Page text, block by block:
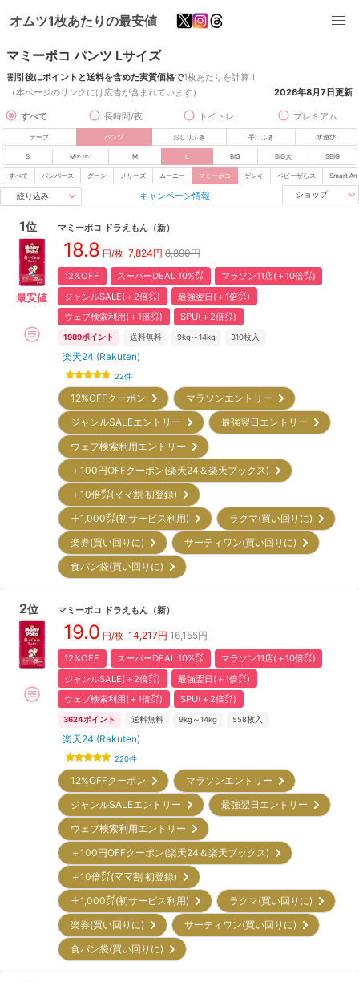
オムツ1枚あたりの最安値
マミーポコ パンツ Lサイズ
割引後にポイントと送料を含めた実質価格で1枚あたりを計算！
（本ページのリンクには広告が含まれています）
2026年8月7日更新
すべて 長時間/夜 トイトレ プレミアム
テープ パンツ おしりふき 手口ふき 水遊び
S Mはいはい M L BIG BIG大 SBIG
すべて パンパース グーン メリーズ ムーニー マミーポコ ゲンキ ベビーザらス Smart
絞り込み キャンペーン情報 ショップ
1位
最安値
マミーポコ ドラえもん （新）
18.8 円/枚 7,824円 8,890円
12%OFF スーパーDEAL 10%㌽
マラソン11店(＋10倍㌽)
ジャンルSALE(＋2倍㌽)
最強翌日(＋1倍㌽)
ウェブ検索利用(＋1倍㌽)
SPU(＋2倍㌽)
1989ポイント 送料無料 9kg～14kg 310枚入
楽天24 (Rakuten)
22件
12%OFFクーポン
マラソンエントリー
ジャンルSALEエントリー
最強翌日エントリー
ウェブ検索利用エントリー
＋100円OFFクーポン(楽天24＆楽天ブックス)
＋10倍㌽(ママ割 初登録)
＋1,000㌽(初サービス利用)
ラクマ(買い回りに)
楽券(買い回りに)
サーティワン(買い回りに)
食パン袋(買い回りに)
2位 マミーポコ ドラえもん （新）
19.0 円/枚 14,217円 16,155円
12%OFF スーパーDEAL 10%㌽
マラソン11店(＋10倍㌽)
ジャンルSALE(＋2倍㌽)
最強翌日(＋1倍㌽)
ウェブ検索利用(＋1倍㌽)
SPU(＋2倍㌽)
3624ポイント 送料無料 9kg～14kg 558枚入
楽天24 (Rakuten)
220件
12%OFFクーポン
マラソンエントリー
ジャンルSALEエントリー
最強翌日エントリー
ウェブ検索利用エントリー
＋100円OFFクーポン(楽天24＆楽天ブックス)
＋10倍㌽(ママ割 初登録)
＋1,000㌽(初サービス利用)
ラクマ(買い回りに)
楽券(買い回りに)
サーティワン(買い回りに)
食パン袋(買い回りに)